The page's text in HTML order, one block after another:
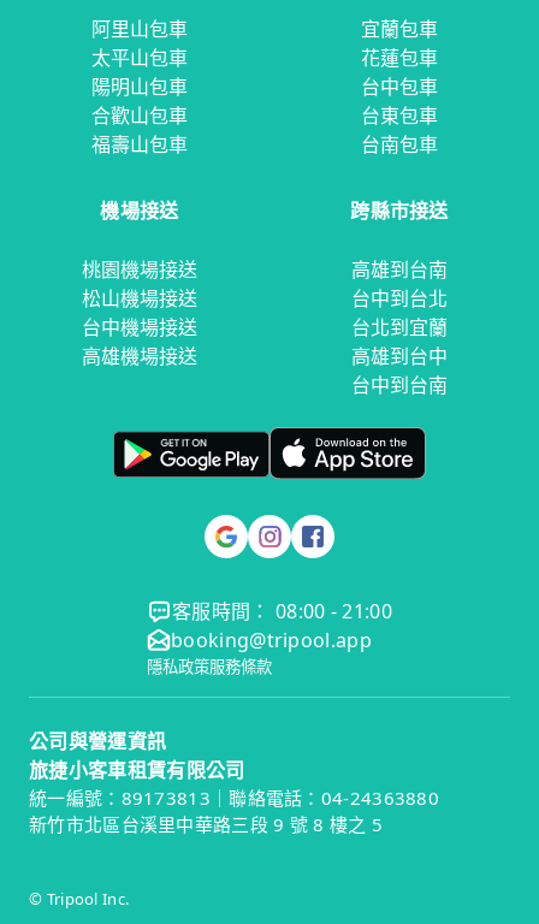
阿里山包車
太平山包車
陽明山包車
合歡山包車
福壽山包車
宜蘭包車
花蓮包車
台中包車
台東包車
台南包車
機場接送
桃園機場接送
松山機場接送
台中機場接送
高雄機場接送
跨縣市接送
高雄到台南
台中到台北
台北到宜蘭
高雄到台中
台中到台南
客服時間： 08:00 - 21:00
booking@tripool.app
隱私政策服務條款
公司與營運資訊
旅捷小客車租賃有限公司
統一編號：89173813｜聯絡電話：04-24363880
新竹市北區台溪里中華路三段 9 號 8 樓之 5
© Tripool Inc.